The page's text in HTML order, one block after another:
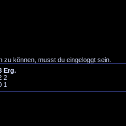
zu können, musst du eingeloggt sein.
Erg.
2
1